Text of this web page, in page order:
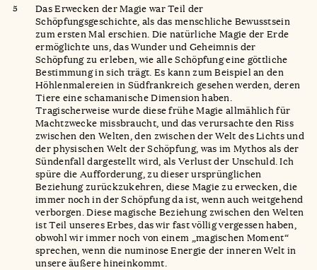
Das Erwecken der Magie war Teil der
Schöpfungsgeschichte, als das menschliche Bewusstsein
zum ersten Mal erschien. Die natürliche Magie der Erde
ermöglichte uns, das Wunder und Geheimnis der
Schöpfung zu erleben, wie alle Schöpfung eine göttliche
Bestimmung in sich trägt. Es kann zum Beispiel an den
Höhlenmalereien in Südfrankreich gesehen werden, deren
Tiere eine schamanische Dimension haben.
Tragischerweise wurde diese frühe Magie allmählich für
Machtzwecke missbraucht, und das verursachte den Riss
zwischen den Welten, den zwischen der Welt des Lichts und
der physischen Welt der Schöpfung, was im Mythos als der
Sündenfall dargestellt wird, als Verlust der Unschuld. Ich
spüre die Aufforderung, zu dieser ursprünglichen
Beziehung zurückzukehren, diese Magie zu erwecken, die
immer noch in der Schöpfung da ist, wenn auch weitgehend
verborgen. Diese magische Beziehung zwischen den Welten
ist Teil unseres Erbes, das wir fast völlig vergessen haben,
obwohl wir immer noch von einem „magischen Moment“
sprechen, wenn die numinose Energie der inneren Welt in
unsere äußere hineinkommt.